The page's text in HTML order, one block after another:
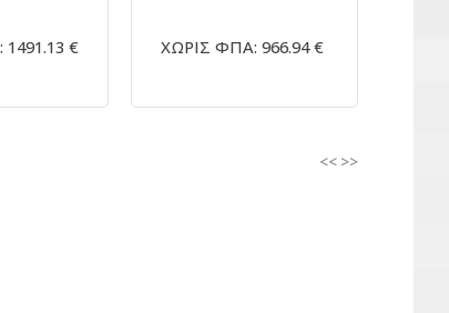
€ ΧΩΡΙΣ ΦΠΑ: 966.94 €
<< >>